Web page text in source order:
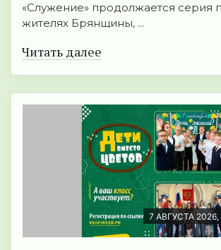
«Служение» продолжается серия
жителях Брянщины, ...
Читать далее
7 АВГУСТА 2026,